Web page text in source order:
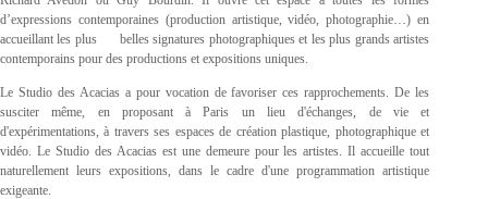
d’expressions contemporaines (production artistique, vidéo, photographie…) en
accueillant les plus belles signatures photographiques et les plus grands artistes
contemporains pour des productions et expositions uniques.
Le Studio des Acacias a pour vocation de favoriser ces rapprochements. De les
susciter même, en proposant à Paris un lieu d'échanges, de vie et
d'expérimentations, à travers ses espaces de création plastique, photographique et
vidéo. Le Studio des Acacias est une demeure pour les artistes. Il accueille tout
naturellement leurs expositions, dans le cadre d'une programmation artistique
exigeante.